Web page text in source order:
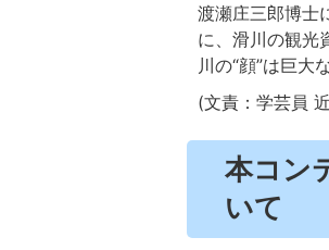
渡瀬庄三郎博士
に、滑川の観光
川の“顔”は巨大
(文責：学芸員
本コン
いて